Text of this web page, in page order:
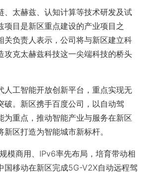
太赫兹、认知计算等技术研发及试
项目是新区重点建设的产业项目之
关负责人表示，公司将与新区建立科
攻克太赫兹科技这一尖端科技的桥头
工智能开放创新平台，重点实现无
破。新区携手百度公司，以自动驾
为重点，推动智能产业与服务在新区
区打造为智能城市新标杆。
商用、IPv6率先布局，培育带动相
国移动在新区完成5G-V2X自动远程驾